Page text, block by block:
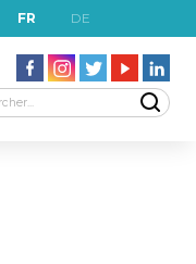
FR DE